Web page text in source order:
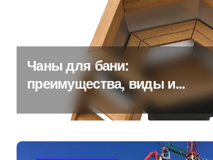
Чаны для бани:
преимущества, виды и
особенности использования